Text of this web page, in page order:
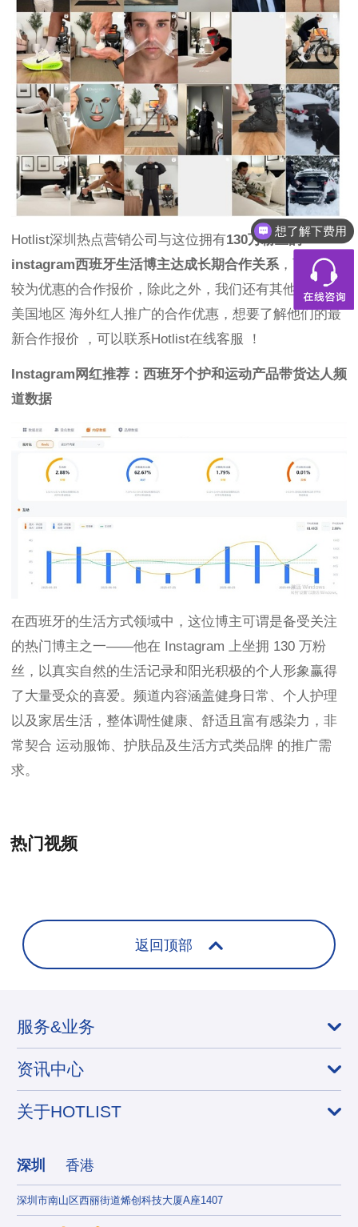
Hotlist深圳热点营销公司与这位拥有130万粉丝的
instagram西班牙生活博主达成长期合作关系，可以获得
较为优惠的合作报价，除此之外，我们还有其他欧洲和
美国地区 海外红人推广的合作优惠，想要了解他们的最
新合作报价 ，可以联系Hotlist在线客服 ！
Instagram网红推荐：西班牙个护和运动产品带货达人频
道数据
在西班牙的生活方式领域中，这位博主可谓是备受关注
的热门博主之一——他在 Instagram 上坐拥 130 万粉
丝，以真实自然的生活记录和阳光积极的个人形象赢得
了大量受众的喜爱。频道内容涵盖健身日常、个人护理
以及家居生活，整体调性健康、舒适且富有感染力，非
常契合 运动服饰、护肤品及生活方式类品牌 的推广需
求。
热门视频
返回顶部
服务&业务
资讯中心
关于HOTLIST
深圳 香港
深圳市南山区西丽街道烯创科技大厦A座1407
想了解下费用